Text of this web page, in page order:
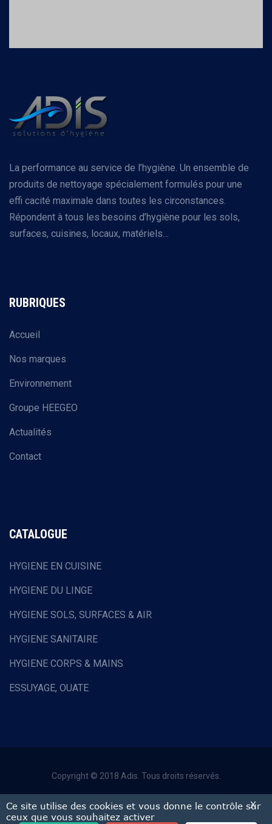
La performance au service de l’hygiène. Un ensemble de
produits de nettoyage spécialement formulés pour une
effi cacité maximale dans toutes les circonstances.
Répondent à tous les besoins d’hygiène pour les sols,
surfaces, cuisines, locaux, matériels…
RUBRIQUES
Accueil
Nos marques
Environnement
Groupe HEEGEO
Actualités
Contact
CATALOGUE
HYGIENE EN CUISINE
HYGIENE DU LINGE
HYGIENE SOLS, SURFACES & AIR
HYGIENE SANITAIRE
HYGIENE CORPS & MAINS
ESSUYAGE, OUATE
MATERIEL MANUEL
Copyright © 2018 Adis. Tous droits réservés.
Mentions légales
CGV
X
Ce site utilise des cookies et vous donne le contrôle sur
ceux que vous souhaitez activer